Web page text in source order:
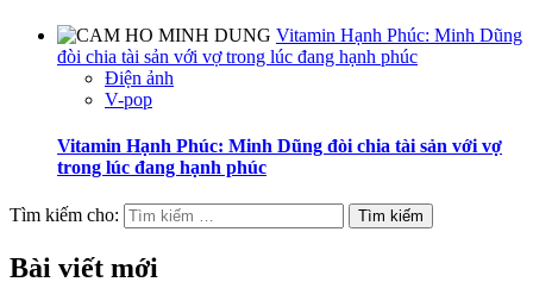
Vitamin Hạnh Phúc: Minh Dũng
đòi chia tài sản với vợ trong lúc đang hạnh phúc
Điện ảnh
V-pop
Vitamin Hạnh Phúc: Minh Dũng đòi chia tài sản với vợ
trong lúc đang hạnh phúc
Tìm kiếm cho:
Bài viết mới